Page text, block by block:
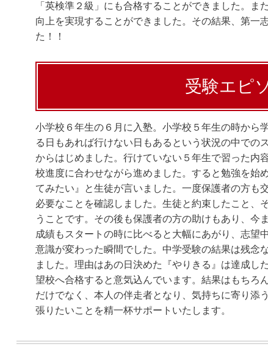
「英検準２級」にも合格することができました。
向上を実現することができました。その結果、第一
た！！
受験エピ
小学校６年生の６月に入塾。小学校５年生の時から
る日もあれば行けない日もあるという状況の中での
からはじめました。行けていない５年生で習った内
校進度に合わせながら進めました。すると勉強を始
てみたい』と生徒が言いました。一度保護者の方も
必要なことを確認しました。生徒と約束したこと、
うことです。その後も保護者の方の助けもあり、今
成績もスタートの時に比べると大幅にあがり、志望
意識が変わった瞬間でした。中学受験の結果は残念
ました。理由はあの日決めた『やりきる』は達成し
望校へ合格すると意気込んでいます。結果はもちろ
だけでなく、本人の伴走者となり、気持ちに寄り添
張りたいことを精一杯サポートいたします。